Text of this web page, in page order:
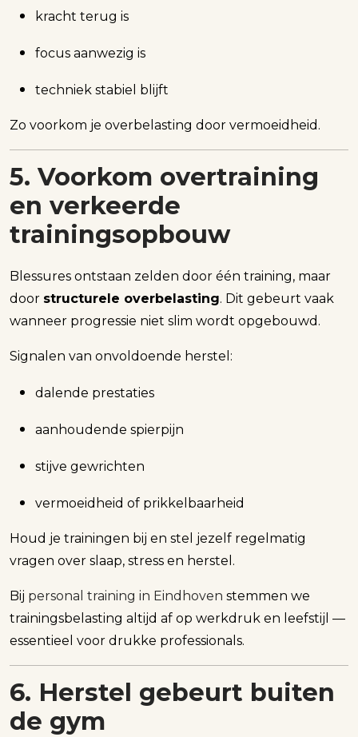
kracht terug is
focus aanwezig is
techniek stabiel blijft
Zo voorkom je overbelasting door vermoeidheid.
5. Voorkom overtraining
en verkeerde
trainingsopbouw
Blessures ontstaan zelden door één training, maar
door structurele overbelasting. Dit gebeurt vaak
wanneer progressie niet slim wordt opgebouwd.
Signalen van onvoldoende herstel:
dalende prestaties
aanhoudende spierpijn
stijve gewrichten
vermoeidheid of prikkelbaarheid
Houd je trainingen bij en stel jezelf regelmatig
vragen over slaap, stress en herstel.
Bij personal training in Eindhoven stemmen we
trainingsbelasting altijd af op werkdruk en leefstijl —
essentieel voor drukke professionals.
6. Herstel gebeurt buiten
de gym